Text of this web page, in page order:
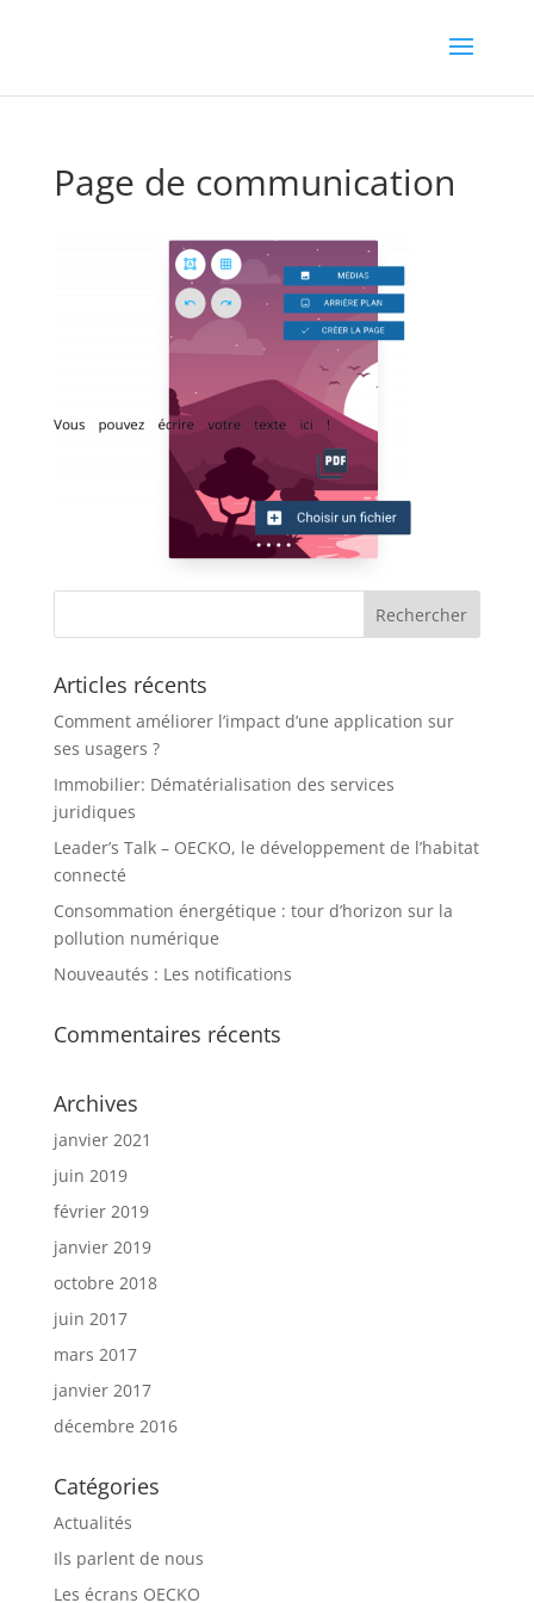
Page de communication
Articles récents
Comment améliorer l’impact d’une application sur
ses usagers ?
Immobilier: Dématérialisation des services
juridiques
Leader’s Talk – OECKO, le développement de l’habitat
connecté
Consommation énergétique : tour d’horizon sur la
pollution numérique
Nouveautés : Les notifications
Commentaires récents
Archives
janvier 2021
juin 2019
février 2019
janvier 2019
octobre 2018
juin 2017
mars 2017
janvier 2017
décembre 2016
Catégories
Actualités
Ils parlent de nous
Les écrans OECKO